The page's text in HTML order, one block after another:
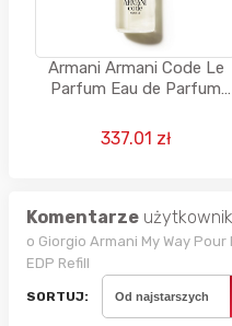
Armani Armani Code Le
Parfum Eau de Parfum
mężczyzn, 150 ml -
uzupełnienie
337.01 zł
Komentarze
o Giorgio Armani My Way
EDP Refill
SORTUJ: Od najstarszych